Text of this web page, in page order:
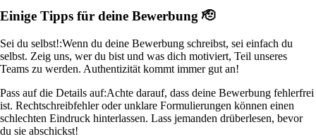
Einige Tipps für deine Bewerbung 🫡
Sei du selbst!:Wenn du deine Bewerbung schreibst, sei einfach du
selbst. Zeig uns, wer du bist und was dich motiviert, Teil unseres
Teams zu werden. Authentizität kommt immer gut an!
Pass auf die Details auf:Achte darauf, dass deine Bewerbung fehlerfrei
ist. Rechtschreibfehler oder unklare Formulierungen können einen
schlechten Eindruck hinterlassen. Lass jemanden drüberlesen, bevor
du sie abschickst!